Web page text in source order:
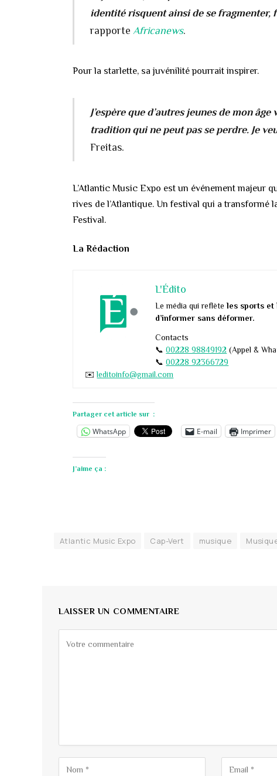
identité risquent ainsi de se fragmenter,
rapporte Africanews.
Pour la starlette, sa juvénilité pourrait inspirer.
J’espère que d’autres jeunes de mon
tradition qui ne peut pas se perdre. Je
Freitas.
L’Atlantic Music Expo est un événement majeur
rives de l’Atlantique. Un festival qui a
Festival.
La Rédaction
L'Édito
Le média qui reflèteles sports
d’informer sans déformer.
Contacts
📞00228 98849192 (Appel &
📞00228 92366729
✉️leditoinfo@gmail.com
Partager cet article sur :
WhatsApp E-mail Imprimer
J’aime ça :
Atlantic Music Expo Cap-Vert musique
LAISSER UN COMMENTAIRE